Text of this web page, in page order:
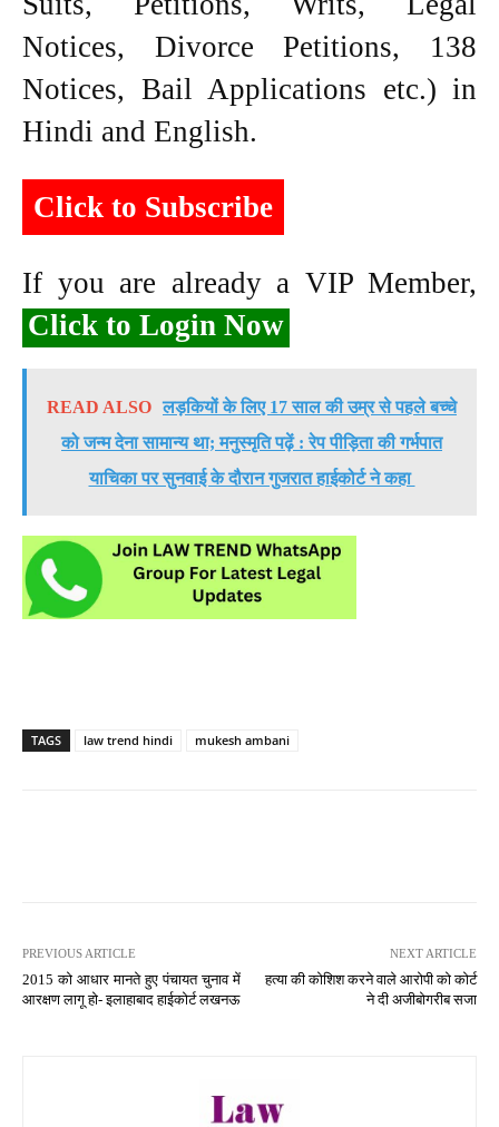
Notices, Divorce Petitions, 138
Notices, Bail Applications etc.) in
Hindi and English.
Click to Subscribe
If you are already a VIP Member,
Click to Login Now
READ ALSO लड़कियों के लिए 17 साल की उम्र से पहले बच्चे
को जन्म देना सामान्य था; मनुस्मृति पढ़ें : रेप पीड़िता की गर्भपात
याचिका पर सुनवाई के दौरान गुजरात हाईकोर्ट ने कहा
TAGS law trend hindi mukesh ambani
PREVIOUS ARTICLE
2015 को आधार मानते हुए पंचायत चुनाव में
आरक्षण लागू हो- इलाहाबाद हाईकोर्ट लखनऊ
NEXT ARTICLE
हत्या की कोशिश करने वाले आरोपी को कोर्ट
ने दी अजीबोगरीब सजा